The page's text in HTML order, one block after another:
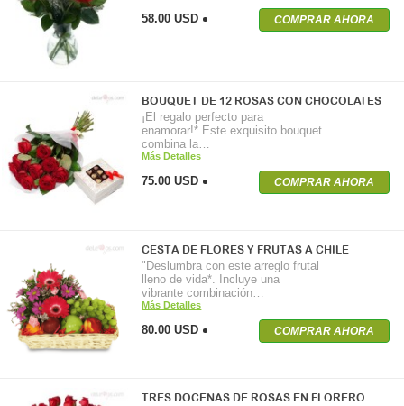
58.00 USD COMPRAR AHORA
BOUQUET DE 12 ROSAS CON CHOCOLATES
¡El regalo perfecto para
enamorar!* Este exquisito bouquet
combina la…
Más Detalles
75.00 USD COMPRAR AHORA
CESTA DE FLORES Y FRUTAS A CHILE
"Deslumbra con este arreglo frutal
lleno de vida*. Incluye una
vibrante combinación…
Más Detalles
80.00 USD COMPRAR AHORA
TRES DOCENAS DE ROSAS EN FLORERO